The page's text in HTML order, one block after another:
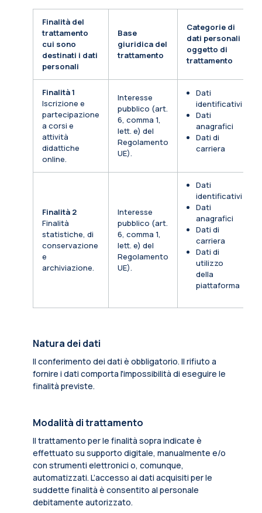
Finalità del
trattamento
cui sono
destinati i dati
personali
Base
giuridica del
trattamento
Categorie di
dati personali
oggetto di
trattamento
Finalità 1
Iscrizione e
partecipazione
a corsi e
attività
didattiche
online.
Interesse
pubblico (art.
6, comma 1,
lett. e) del
Regolamento
UE).
Dati
identificativi
Dati
anagrafici
Dati di
carriera
Finalità 2
Finalità
statistiche, di
conservazione
e
archiviazione.
Interesse
pubblico (art.
6, comma 1,
lett. e) del
Regolamento
UE).
Dati
identificativi
Dati
anagrafici
Dati di
carriera
Dati di
utilizzo
della
piattaforma
Natura dei dati
Il conferimento dei dati è obbligatorio. Il rifiuto a
fornire i dati comporta l'impossibilità di eseguire le
finalità previste.
Modalità di trattamento
Il trattamento per le finalità sopra indicate è
effettuato su supporto digitale, manualmente e/o
con strumenti elettronici o, comunque,
automatizzati. L’accesso ai dati acquisiti per le
suddette finalità è consentito al personale
debitamente autorizzato.